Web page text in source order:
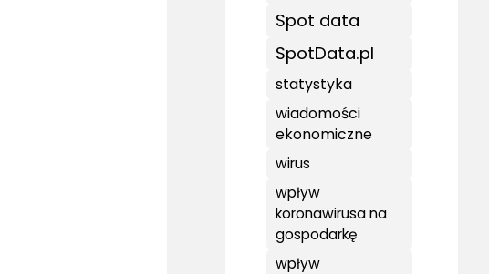
Spot data
SpotData.pl
statystyka
wiadomości
ekonomiczne
wirus
wpływ
koronawirusa na
gospodarkę
wpływ